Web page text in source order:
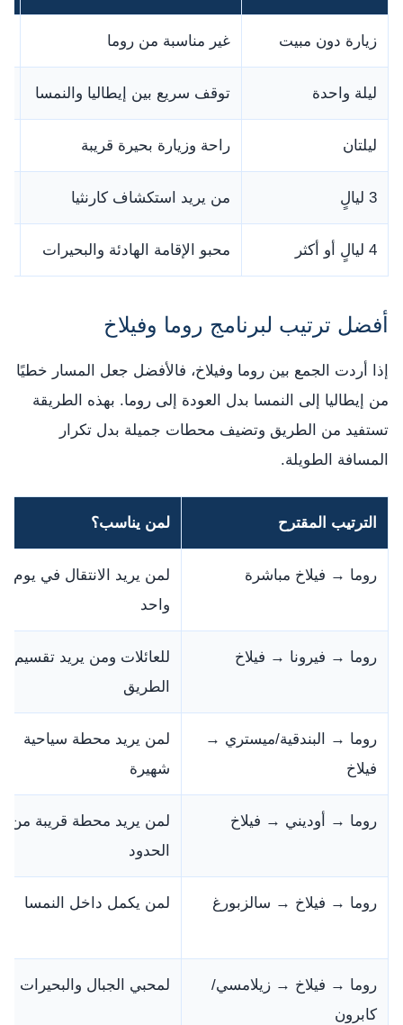
زيارة دون مبيت غير مناسبة من روما
ليلة واحدة توقف سريع بين إيطاليا والنمسا
ليلتان راحة وزيارة بحيرة قريبة
3 ليالٍ من يريد استكشاف كارنثيا
4 ليالٍ أو أكثر محبو الإقامة الهادئة والبحيرات
أفضل ترتيب لبرنامج روما وفيلاخ
إذا أردت الجمع بين روما وفيلاخ، فالأفضل جعل المسار خطيًا
من إيطاليا إلى النمسا بدل العودة إلى روما. بهذه الطريقة
تستفيد من الطريق وتضيف محطات جميلة بدل تكرار
المسافة الطويلة.
الترتيب المقترح لمن يناسب؟
روما → فيلاخ مباشرة
لمن يريد الانتقال في يوم
واحد
روما → فيرونا → فيلاخ
للعائلات ومن يريد تقسيم
الطريق
روما → البندقية/ميستري →
فيلاخ
لمن يريد محطة سياحية
شهيرة
روما → أوديني → فيلاخ
لمن يريد محطة قريبة من
الحدود
روما → فيلاخ → سالزبورغ لمن يكمل داخل النمسا
روما → فيلاخ → زيلامسي/
كابرون
لمحبي الجبال والبحيرات